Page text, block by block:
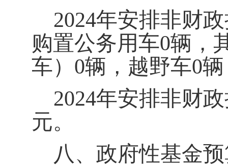
2024年安排非财
购置公务用车0辆，
车）0辆，越野车0
2024年安排非财
元。
八 、政府性基金